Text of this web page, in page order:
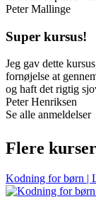
Peter Mallinge
Super kursus!
Jeg gav dette
fornøjelse at
og haft det rigtig
Peter Henriksen
Se alle anmeldelser
Flere
Kodning for børn |